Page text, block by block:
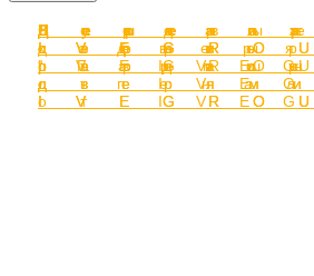
с
двери-
с
от
от
с
с
от
кабины